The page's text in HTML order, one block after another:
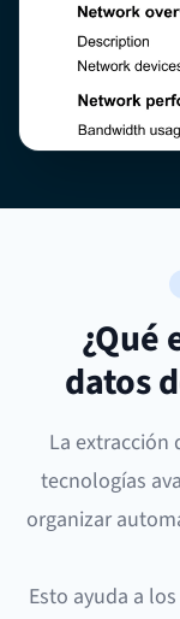
¿Qué
datos
La extracción
tecnologías
organizar
Esto ayuda a